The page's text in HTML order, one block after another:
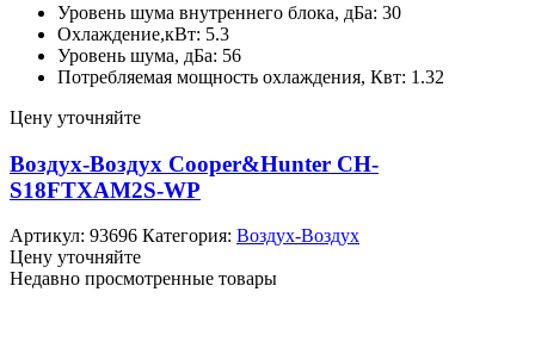
Уровень шума внутреннего блока, дБа: 30
Охлаждение,кВт: 5.3
Уровень шума, дБа: 56
Потребляемая мощность охлаждения, Квт: 1.32
Цену уточняйте
Воздух-Воздух Cooper&Hunter CH-
S18FTXAM2S-WP
Артикул: 93696 Категория: Воздух-Воздух
Цену уточняйте
Недавно просмотренные товары